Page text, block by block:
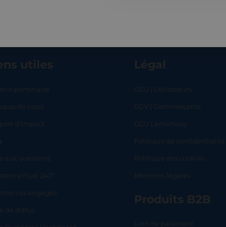
utiles
partenaire
de nous
d’impact
aux questions
virtuel 24/7
engagés
de status
Légal
CGU | Utilisateurs
CGV | Commerçants
CGU Lemonway
Politique de confidentialité
Politique des cookies
Mentions légales
Produits B2B
Lien de paiement
SHOP